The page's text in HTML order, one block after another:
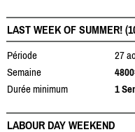
LAST WEEK OF SUMMER!
Période
27
Semaine
Durée minimum
1
LABOUR DAY WEEKEND